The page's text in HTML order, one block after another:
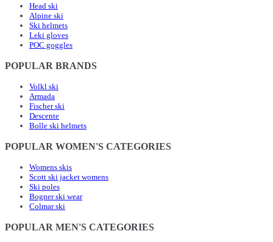
Head ski
Alpine ski
Ski helmets
Leki gloves
POC goggles
POPULAR BRANDS
Volkl ski
Armada
Fischer ski
Descente
Bolle ski helmets
POPULAR WOMEN'S CATEGORIES
Womens skis
Scott ski jacket womens
Ski poles
Bogner ski wear
Colmar ski
POPULAR MEN'S CATEGORIES